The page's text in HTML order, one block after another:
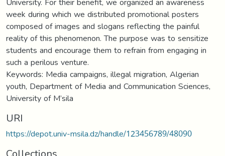
week during which we distributed promotional posters
composed of images and slogans reflecting the painful
reality of this phenomenon. The purpose was to sensitize
students and encourage them to refrain from engaging in
such a perilous venture.
Keywords: Media campaigns, illegal migration, Algerian
youth, Department of Media and Communication Sciences,
University of M’sila
URI
https://depot.univ-msila.dz/handle/123456789/48090